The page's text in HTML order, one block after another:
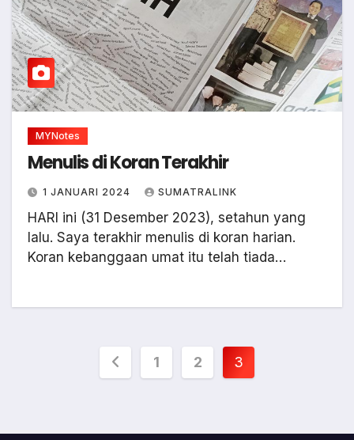
MYNotes
Menulis di Koran Terakhir
1 JANUARI 2024 SUMATRALINK
HARI ini (31 Desember 2023), setahun yang
lalu. Saya terakhir menulis di koran harian.
Koran kebanggaan umat itu telah tiada…
Paginasi
1 2 3